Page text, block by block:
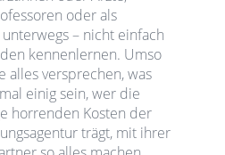
oder als
– nicht einfach
kennenlernen. Umso
alles versprechen, was
einig sein, wer die
horrenden Kosten der
trägt, mit ihrer